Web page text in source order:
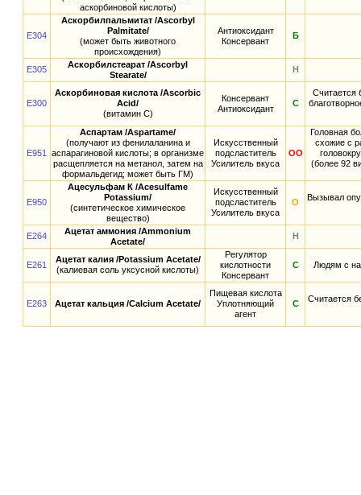
аскорбиновой кислоты)
E304
Аскорбилпальмитат /Ascorbyl
Palmitate/
(может быть животного
происхождения)
Антиоксидант
Консервант
Б
E305
Аскорбилстеарат /Ascorbyl
Stearatе/
Н
E300
Аскорбиновая кислота /Ascorbic
Acid/
(витамин C)
Консервант
Антиоксидант
С
Считается
E951
Аспартам /Aspartame/
(получают из фенилаланина и
аспарагиновой кислоты; в организме
расщепляется на метанол, затем на
формальдегид; может быть ГМ)
Искусственный
подсластитель
Усилитель вкуса
ОО
Головная
схожие с
(более 92
E950
Ацесульфам К /Acesulfame
Potassium/
(синтетическое химическое
вещество)
Искусственный
подсластитель
Усилитель вкуса
О Вызывал
E264
Ацетат аммония /Ammonium
Acetate/
Н
E261
Ацетат калия /Potassium Acetate/
(калиевая соль уксусной кислоты)
Регулятор
кислотности
Консервант
С Людям с
E263 Ацетат кальция /Calcium Acetate/
Пищевая кислота
Уплотняющий
агент
С Считается